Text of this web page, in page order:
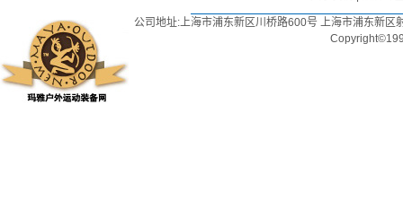
公司地址:上海市浦东新区川桥路600号 上海市浦东新区